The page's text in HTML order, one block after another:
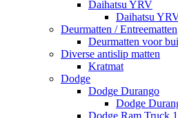
Daihatsu YRV
Daihatsu
Deurmatten / Entreematten
Deurmatten voor
Diverse antislip matten
Kratmat
Dodge
Dodge Durango
Dodge